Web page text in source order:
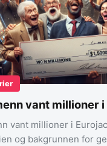
vant millioner
vant millioner i
og bakgrunnen for